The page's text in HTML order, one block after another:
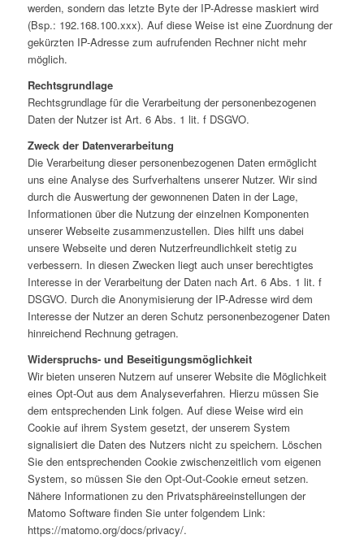
werden, sondern das letzte Byte der IP-Adresse maskiert wird
(Bsp.: 192.168.100.xxx). Auf diese Weise ist eine Zuordnung der
gekürzten IP-Adresse zum aufrufenden Rechner nicht mehr
möglich.
Rechtsgrundlage
Rechtsgrundlage für die Verarbeitung der personenbezogenen
Daten der Nutzer ist Art. 6 Abs. 1 lit. f DSGVO.
Zweck der Datenverarbeitung
Die Verarbeitung dieser personenbezogenen Daten ermöglicht
uns eine Analyse des Surfverhaltens unserer Nutzer. Wir sind
durch die Auswertung der gewonnenen Daten in der Lage,
Informationen über die Nutzung der einzelnen Komponenten
unserer Webseite zusammenzustellen. Dies hilft uns dabei
unsere Webseite und deren Nutzerfreundlichkeit stetig zu
verbessern. In diesen Zwecken liegt auch unser berechtigtes
Interesse in der Verarbeitung der Daten nach Art. 6 Abs. 1 lit. f
DSGVO. Durch die Anonymisierung der IP-Adresse wird dem
Interesse der Nutzer an deren Schutz personenbezogener Daten
hinreichend Rechnung getragen.
Widerspruchs- und Beseitigungsmöglichkeit
Wir bieten unseren Nutzern auf unserer Website die Möglichkeit
eines Opt-Out aus dem Analyseverfahren. Hierzu müssen Sie
dem entsprechenden Link folgen. Auf diese Weise wird ein
Cookie auf ihrem System gesetzt, der unserem System
signalisiert die Daten des Nutzers nicht zu speichern. Löschen
Sie den entsprechenden Cookie zwischenzeitlich vom eigenen
System, so müssen Sie den Opt-Out-Cookie erneut setzen.
Nähere Informationen zu den Privatsphäreeinstellungen der
Matomo Software finden Sie unter folgendem Link:
https://matomo.org/docs/privacy/.